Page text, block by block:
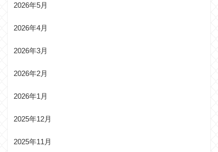
2026年5月
2026年4月
2026年3月
2026年2月
2026年1月
2025年12月
2025年11月